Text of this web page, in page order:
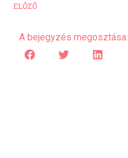
ELŐZŐ
A bejegyzés megosztása: